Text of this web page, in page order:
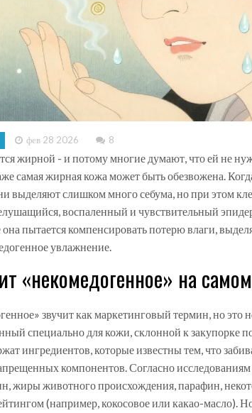
фев 28 2026 8
жирной - и потому многие думают, что ей не
самая жирная кожа может быть обезвожена.
выделяют слишком много себума, но при этом
воспаленный и чувствительный
пытается компенсировать потерю влаги,
увлажнение.
«некомедогенное» на
звучит как маркетинговый термин, но это
специально для кожи, склонной к
ингредиентов, которые известны тем, что
компонентов. Согласно
жиры животного происхождения, парафин,
(например, кокосовое или какао-масло).